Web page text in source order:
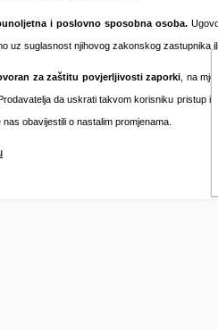
i poslovno sposobna osoba.
uz suglasnost njihovog zakonskog
za zaštitu povjerljivosti zaporki , na
da uskrati takvom korisniku pristup
obavijestili o nastalim promjenama.